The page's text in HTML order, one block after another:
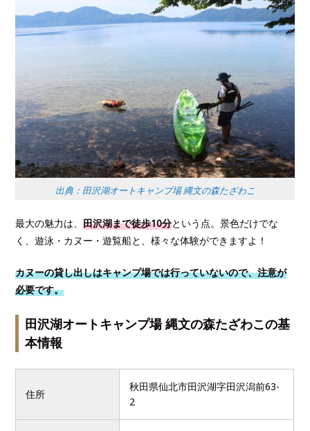
出典：田沢湖オートキャンプ場 縄文の森たざわこ
最大の魅力は、田沢湖まで徒歩10分という点。景色だけでな
く、遊泳・カヌー・遊覧船と、様々な体験ができますよ！
カヌーの貸し出しはキャンプ場では行っていないので、注意が
必要です。
田沢湖オートキャンプ場 縄文の森たざわこの基
本情報
住所
秋田県仙北市田沢湖字田沢潟前63-
2